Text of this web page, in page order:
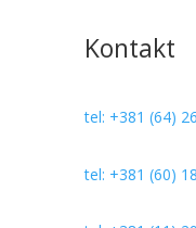
Kontakt
tel: +381 (64)
tel: +381 (60)